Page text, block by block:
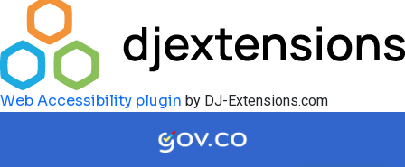
Web Accessibility plugin by DJ-Extensions.com